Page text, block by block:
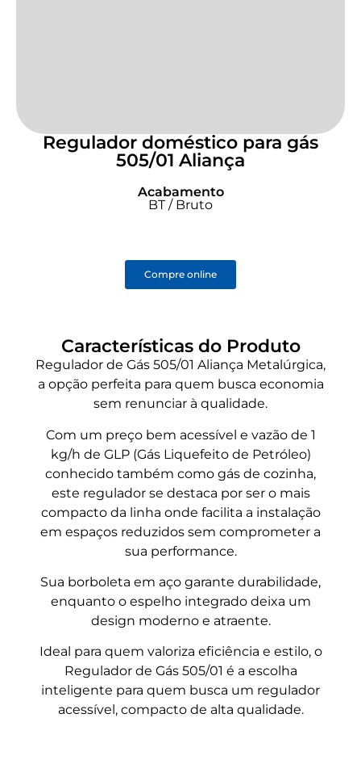
Regulador doméstico para gás
505/01 Aliança
Acabamento
BT / Bruto
Compre online
Características do Produto
Regulador de Gás 505/01 Aliança Metalúrgica,
a opção perfeita para quem busca economia
sem renunciar à qualidade.
Com um preço bem acessível e vazão de 1
kg/h de GLP (Gás Liquefeito de Petróleo)
conhecido também como gás de cozinha,
este regulador se destaca por ser o mais
compacto da linha onde facilita a instalação
em espaços reduzidos sem comprometer a
sua performance.
Sua borboleta em aço garante durabilidade,
enquanto o espelho integrado deixa um
design moderno e atraente.
Ideal para quem valoriza eficiência e estilo, o
Regulador de Gás 505/01 é a escolha
inteligente para quem busca um regulador
acessível, compacto de alta qualidade.